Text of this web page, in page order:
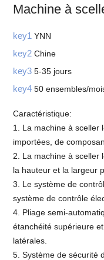
Machine à
key1YNN
key2Chine
key35-35 jours
key450 ensembles/
Caractéristique:
1. La machine à sceller
importées, de
2. La machine à sceller
la hauteur et la largeur
3. Le système de
système de contrôle
4. Pliage semi-
étanchéité supérieure
latérales.
5. Système de sécurité